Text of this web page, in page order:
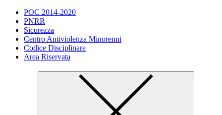
POC 2014-2020
PNRR
Sicurezza
Centro Antiviolenza Minorenni
Codice Disciplinare
Area Riservata